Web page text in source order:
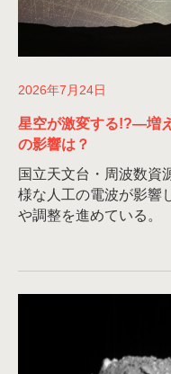
2026年7月24日
星空が激変する!?—増
の影響は？
国立天文台・周波数資
様な人工の電波が影響
や調整を進めている。